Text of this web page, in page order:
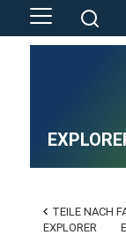
TEILE NACH
EXPLORER